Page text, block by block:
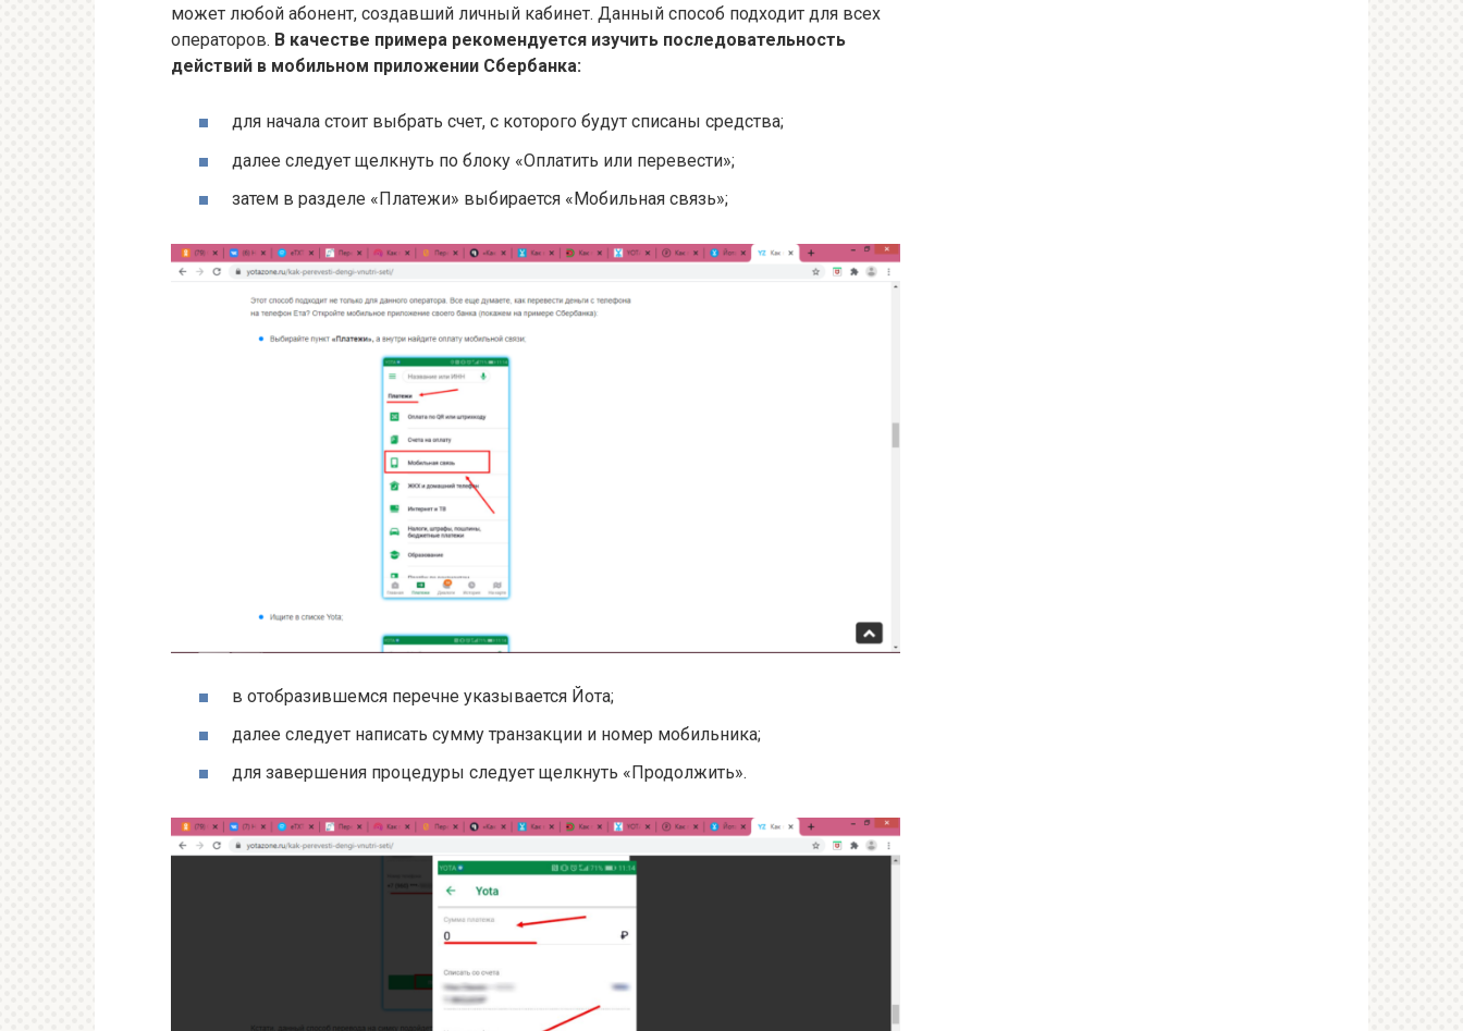
может любой абонент, создавший личный кабинет. Данный способ подходит для всех
операторов. В качестве примера рекомендуется изучить последовательность
действий в мобильном приложении Сбербанка:
для начала стоит выбрать счет, с которого будут списаны средства;
далее следует щелкнуть по блоку «Оплатить или перевести»;
затем в разделе «Платежи» выбирается «Мобильная связь»;
в отобразившемся перечне указывается Йота;
далее следует написать сумму транзакции и номер мобильника;
для завершения процедуры следует щелкнуть «Продолжить».